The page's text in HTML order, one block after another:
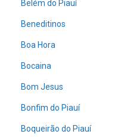
Belém do Piauí
Beneditinos
Boa Hora
Bocaina
Bom Jesus
Bonfim do Piauí
Boqueirão do Piauí